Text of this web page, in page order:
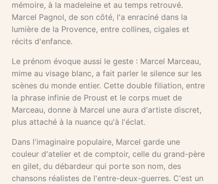
mémoire, à la madeleine et au temps retrouvé.
Marcel Pagnol, de son côté, l'a enraciné dans la
lumière de la Provence, entre collines, cigales et
récits d'enfance.
Le prénom évoque aussi le geste : Marcel Marceau,
mime au visage blanc, a fait parler le silence sur les
scènes du monde entier. Cette double filiation, entre
la phrase infinie de Proust et le corps muet de
Marceau, donne à Marcel une aura d'artiste discret,
plus attaché à la nuance qu'à l'éclat.
Dans l'imaginaire populaire, Marcel garde une
couleur d'atelier et de comptoir, celle du grand-père
en gilet, du débardeur qui porte son nom, des
chansons réalistes de l'entre-deux-guerres. C'est un